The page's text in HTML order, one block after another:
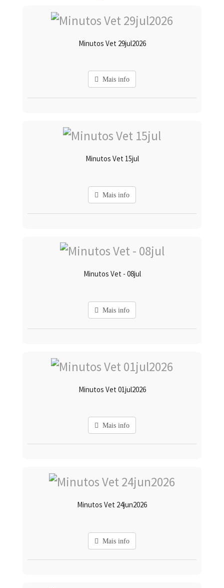
Minutos Vet 29jul2026
Mais info
Minutos Vet 15jul
Mais info
Minutos Vet - 08jul
Mais info
Minutos Vet 01jul2026
Mais info
Minutos Vet 24jun2026
Mais info